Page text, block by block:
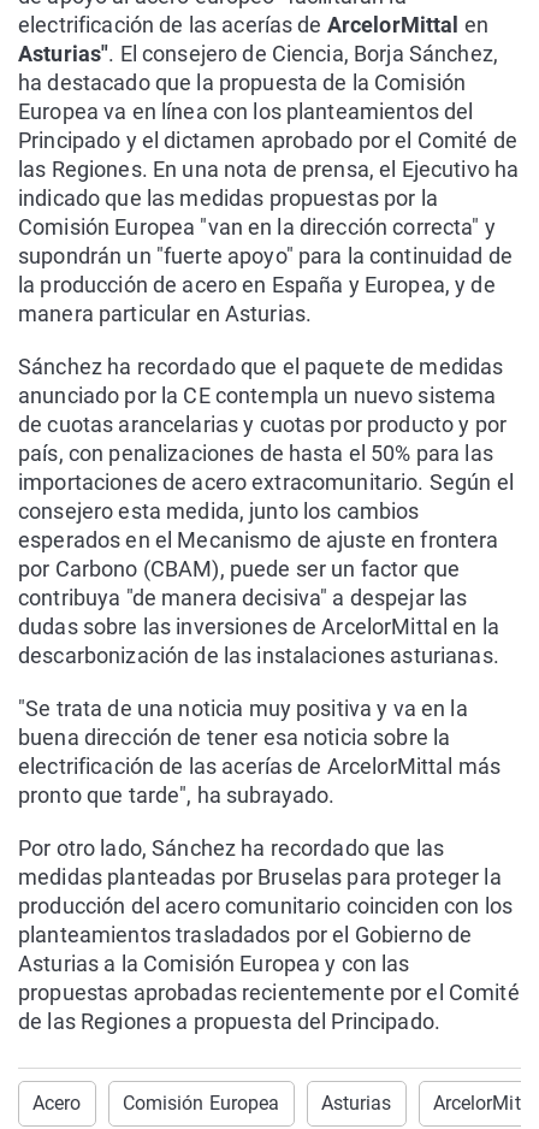
electrificación de las acerías de ArcelorMittal en
Asturias". El consejero de Ciencia, Borja Sánchez,
ha destacado que la propuesta de la Comisión
Europea va en línea con los planteamientos del
Principado y el dictamen aprobado por el Comité de
las Regiones. En una nota de prensa, el Ejecutivo ha
indicado que las medidas propuestas por la
Comisión Europea "van en la dirección correcta" y
supondrán un "fuerte apoyo" para la continuidad de
la producción de acero en España y Europea, y de
manera particular en Asturias.
Sánchez ha recordado que el paquete de medidas
anunciado por la CE contempla un nuevo sistema
de cuotas arancelarias y cuotas por producto y por
país, con penalizaciones de hasta el 50% para las
importaciones de acero extracomunitario. Según el
consejero esta medida, junto los cambios
esperados en el Mecanismo de ajuste en frontera
por Carbono (CBAM), puede ser un factor que
contribuya "de manera decisiva" a despejar las
dudas sobre las inversiones de ArcelorMittal en la
descarbonización de las instalaciones asturianas.
"Se trata de una noticia muy positiva y va en la
buena dirección de tener esa noticia sobre la
electrificación de las acerías de ArcelorMittal más
pronto que tarde", ha subrayado.
Por otro lado, Sánchez ha recordado que las
medidas planteadas por Bruselas para proteger la
producción del acero comunitario coinciden con los
planteamientos trasladados por el Gobierno de
Asturias a la Comisión Europea y con las
propuestas aprobadas recientemente por el Comité
de las Regiones a propuesta del Principado.
Acero Comisión Europea Asturias